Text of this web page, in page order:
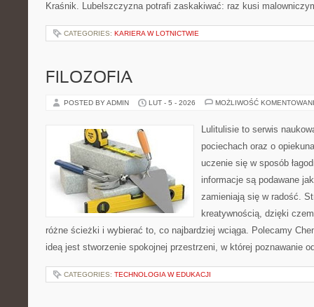
Kraśnik. Lubelszczyzna potrafi zaskakiwać: raz kusi
CATEGORIES: KARIERA W LOTNICTWIE
FILOZOFIA
POSTED BY ADMIN LUT - 5 - 2026 MOŻLIWOŚĆ
Lulitulisie to serwis
pociechach oraz o
uczenie się w sposób
informacje są podawane
zamieniają się w radość.
kreatywnością, dzięki
różne ścieżki i wybierać to, co najbardziej wciąga. Polecamy
ideą jest stworzenie spokojnej przestrzeni, w której poznawanie
CATEGORIES: TECHNOLOGIA W EDUKACJI